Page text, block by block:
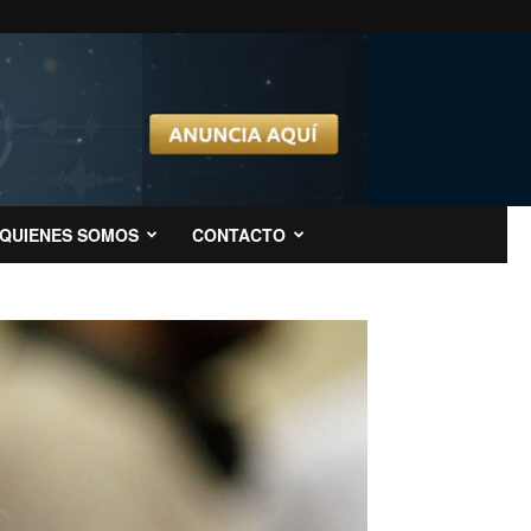
QUIENES SOMOS CONTACTO